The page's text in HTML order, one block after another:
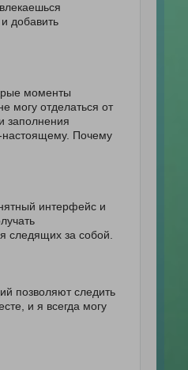
добавить
моменты
могу отделаться от
заполнения
настоящему. Почему
интерфейс и
следящих за собой.
позволяют следить
и я всегда могу